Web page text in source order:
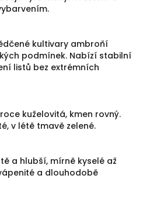
kultivary ambroňí
podmínek. Nabízí stabilní
listů bez extrémních
kuželovitá, kmen rovný.
v létě tmavě zelené.
a hlubší, mírně kyselé až
a dlouhodobě